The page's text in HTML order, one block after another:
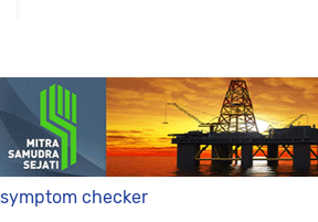
symptom checker